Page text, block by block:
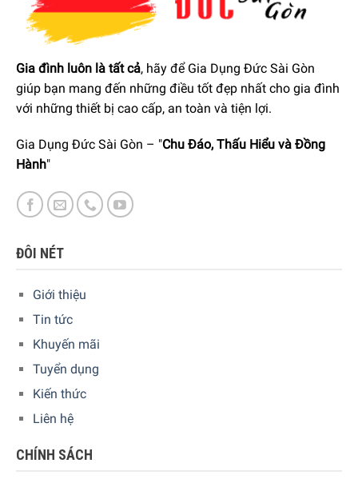
Methylisothiazolinone
Potassium sorbates
Cách sử dụng Nước Làm Bóng Finish Rinse Aid 400 ml
Gia đình luôn là tất cả, hãy để Gia Dụng Đức Sài Gòn
giúp bạn mang đến những điều tốt đẹp nhất cho gia đình
với những thiết bị cao cấp, an toàn và tiện lợi.
Gia Dụng Đức Sài Gòn – "Chu Đáo, Thấu Hiểu và Đồng
Hành"
ĐÔI NÉT
Giới thiệu
Tin tức
Khuyến mãi
Tuyển dụng
Kiến thức
Liên hệ
CHÍNH SÁCH